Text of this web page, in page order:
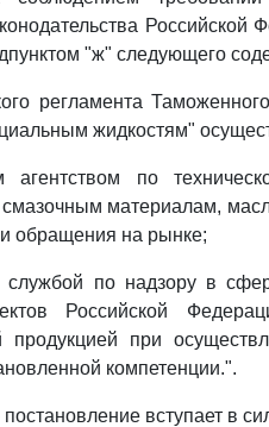
Российской
"ж" следующего
регламента
жидкостям"
агентством по
смазочным материалам,
обращения на рынке;
службой по надзору в
Российской
продукцией при
компетенции.".
вступает в